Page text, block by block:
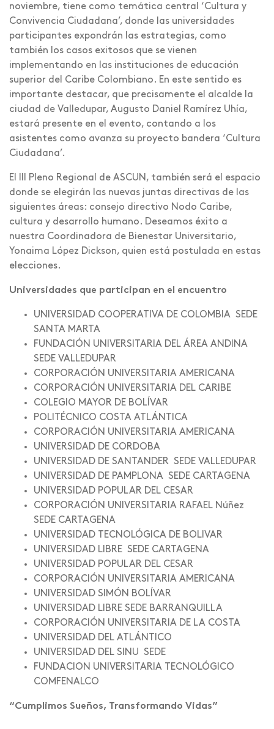
noviembre, tiene como temática central ‘Cultura y
Convivencia Ciudadana’, donde las universidades
participantes expondrán las estrategias, como
también los casos exitosos que se vienen
implementando en las instituciones de educación
superior del Caribe Colombiano. En este sentido es
importante destacar, que precisamente el alcalde la
ciudad de Valledupar, Augusto Daniel Ramírez Uhía,
estará presente en el evento, contando a los
asistentes como avanza su proyecto bandera ‘Cultura
Ciudadana’.
El III Pleno Regional de ASCUN, también será el espacio
donde se elegirán las nuevas juntas directivas de las
siguientes áreas: consejo directivo Nodo Caribe,
cultura y desarrollo humano. Deseamos éxito a
nuestra Coordinadora de Bienestar Universitario,
Yonaima López Dickson, quien está postulada en estas
elecciones.
Universidades que participan en el encuentro
UNIVERSIDAD COOPERATIVA DE COLOMBIA ­ SEDE
SANTA MARTA
FUNDACIÓN UNIVERSITARIA DEL ÁREA ANDINA
SEDE VALLEDUPAR
CORPORACIÓN UNIVERSITARIA AMERICANA
CORPORACIÓN UNIVERSITARIA DEL CARIBE
COLEGIO MAYOR DE BOLÍVAR
POLITÉCNICO COSTA ATLÁNTICA
CORPORACIÓN UNIVERSITARIA AMERICANA
UNIVERSIDAD DE CORDOBA
UNIVERSIDAD DE SANTANDER ­ SEDE VALLEDUPAR
UNIVERSIDAD DE PAMPLONA ­ SEDE CARTAGENA
UNIVERSIDAD POPULAR DEL CESAR
CORPORACIÓN UNIVERSITARIA RAFAEL Núñez
SEDE CARTAGENA
UNIVERSIDAD TECNOLÓGICA DE BOLIVAR
UNIVERSIDAD LIBRE ­ SEDE CARTAGENA
UNIVERSIDAD POPULAR DEL CESAR
CORPORACIÓN UNIVERSITARIA AMERICANA
UNIVERSIDAD SIMÓN BOLÍVAR
UNIVERSIDAD LIBRE SEDE BARRANQUILLA
CORPORACIÓN UNIVERSITARIA DE LA COSTA
UNIVERSIDAD DEL ATLÁNTICO
UNIVERSIDAD DEL SINU ­ SEDE
FUNDACION UNIVERSITARIA TECNOLÓGICO
COMFENALCO
“Cumplimos Sueños, Transformando Vidas”